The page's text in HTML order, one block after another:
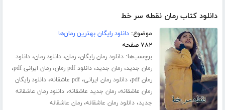
دانلود کتاب رمان نقطه سر خط
موضوع:دانلود رایگان بهترین رمان‌ها
۷۸۲ صفحه
برچسب‌ها:دانلود رمان رایگان،رمان،دانلود رمان،دانلود
رمان جدید،رمان جدید،دانلود pdf رمان ،رمان ایرانی pdf ،
رمان pdf ،دانلود رمان ایرانی،pdf عاشقانه ،دانلود رایگان
رمان عاشقانه،رمان جدید عاشقانه،دانلود رمان عاشقانه
جدید،دانلود رمان عاشقانه،رمان عاشقانه